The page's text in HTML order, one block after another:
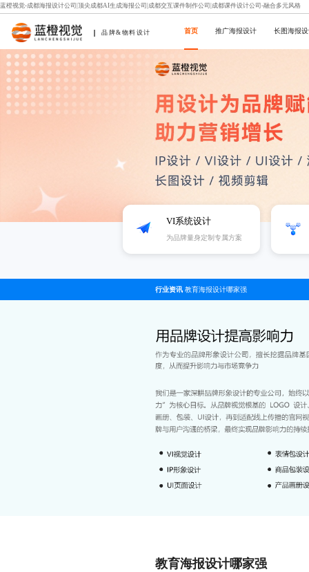
蓝橙视觉-成都海报设计公司|顶尖成都AI生成海报公司|成都交互课件制作公司|成都课件设计公司-融合多元风格
品牌&物料设计 首页 推广海报设计 长图海报
VI系统设计
为品牌量身定制专属方案
行业资讯 教育海报设计哪家强
教育海报设计哪家强